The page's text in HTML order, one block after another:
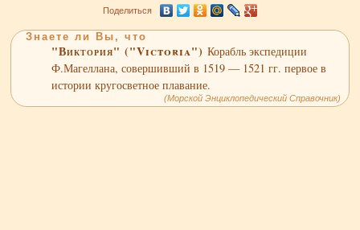
Поделиться
Знаете ли Вы, что
"Виктория" ("Victoria")Корабль экспедиции
Ф.Магеллана, совершивший в 1519 — 1521 гг. первое в
истории кругосветное плавание.
(Морской Энциклопедический Справочник)